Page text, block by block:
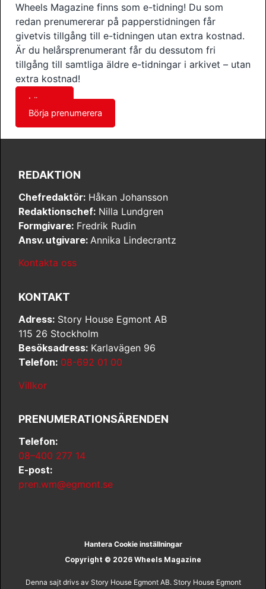
Wheels Magazine finns som e-tidning! Du som
redan prenumererar på papperstidningen får
givetvis tillgång till e-tidningen utan extra kostnad.
Är du helårsprenumerant får du dessutom fri
tillgång till samtliga äldre e-tidningar i arkivet – utan
extra kostnad!
Läs mer
Börja prenumerera
REDAKTION
Chefredaktör: Håkan Johansson
Redaktionschef: Nilla Lundgren
Formgivare: Fredrik Rudin
Ansv. utgivare: Annika Lindecrantz
Kontakta oss
KONTAKT
Adress: Story House Egmont AB
115 26 Stockholm
Besöksadress: Karlavägen 96
Telefon: 08-692 01 00
Villkor
PRENUMERATIONSÄRENDEN
Telefon:
08–400 277 14
E-post:
pren.wm@egmont.se
Hantera Cookie inställningar
Copyright © 2026 Wheels Magazine
Denna sajt drivs av Story House Egmont AB. Story House Egmont